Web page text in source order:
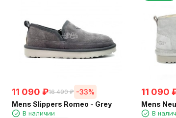
11 090 ₽16 490 ₽ -33%
Mens Slippers Romeo - Grey
В наличии
11 090
Mens
В